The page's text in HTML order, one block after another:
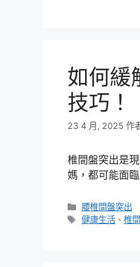
如何緩
技巧！
23 4 月, 2025 作
椎間盤突出是
媽，都可能面
分
類
腰椎間盤突出
標
健康生活 、椎